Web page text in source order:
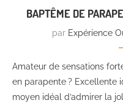
BAPTÊME DE
par Expérience
Amateur de sensations
en parapente ? Excellente
moyen idéal d’admirer la